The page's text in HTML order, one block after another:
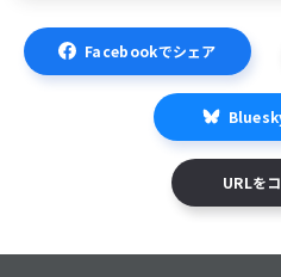
Facebookでシェア
URLを